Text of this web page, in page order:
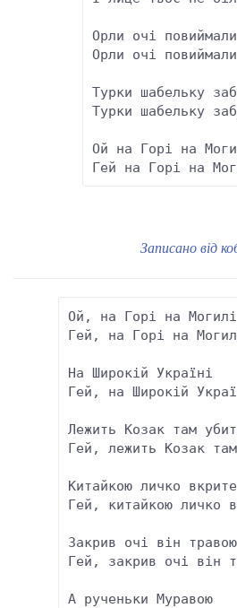
Орли очі повиймали
Орли очі повиймали
Турки шабельку
Турки шабельку
Ой на Горі на
Записано від
Ой, на Горі на Могилі
Гей, на Горі на
На Широкій Україні
Гей, на Широкій
Лежить Козак там
Гей, лежить Козак
Китайкою личко вкрите
Гей, китайкою личко
Закрив очі він травою
Гей, закрив очі він
А рученьки Муравою